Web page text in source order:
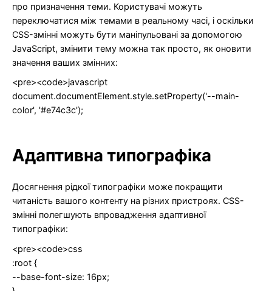
про призначення теми. Користувачі можуть
переключатися між темами в реальному часі, і оскільки
CSS-змінні можуть бути маніпульовані за допомогою
JavaScript, змінити тему можна так просто, як оновити
значення ваших змінних:
<pre><code>javascript
document.documentElement.style.setProperty('--main-
color', '#e74c3c');
Адаптивна типографіка
Досягнення рідкої типографіки може покращити
читаність вашого контенту на різних пристроях. CSS-
змінні полегшують впровадження адаптивної
типографіки:
<pre><code>css
:root {
--base-font-size: 16px;